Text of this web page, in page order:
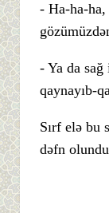
- Ha-ha-
- Ya da sağ
qaynayıb-
Sırf elə bu
dəfn